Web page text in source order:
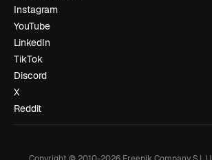
Instagram
YouTube
LinkedIn
TikTok
Discord
X
Reddit